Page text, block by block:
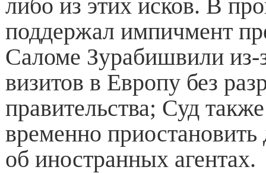
либо из этих исков. В
поддержал импичмент
Саломе Зурабишвили из-
визитов в Европу без
правительства; Суд
временно приостановить
об иностранных агентах.